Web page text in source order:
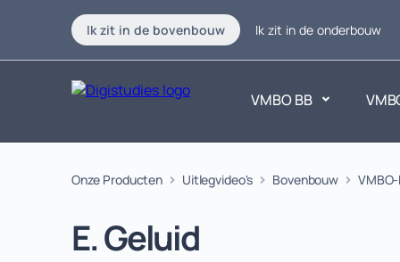
Ik zit in de bovenbouw Ik zit in de onderbouw
VMBO BB
Exacte vakken
Onze Producten Uitlegvideo's Bovenbouw
E. Geluid